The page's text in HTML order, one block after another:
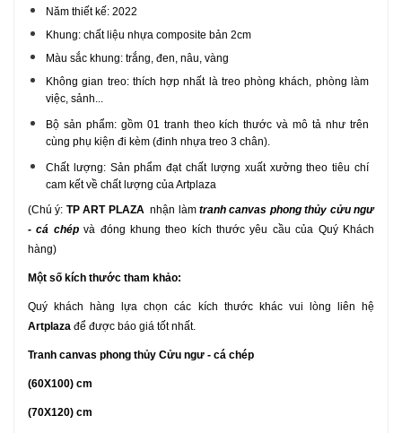
Năm thiết kế: 2022
Khung: chất liệu nhựa composite bản 2cm
Màu sắc khung: trắng, đen, nâu, vàng
Không gian treo: thích hợp nhất là treo phòng khách, phòng làm
việc, sảnh...
Bộ sản phẩm: gồm 01 tranh theo kích thước và mô tả như trên
cùng phụ kiện đi kèm (đinh nhựa treo 3 chân).
Chất lượng: Sản phẩm đạt chất lượng xuất xưởng theo tiêu chí
cam kết về chất lượng của Artplaza
(Chú ý: TP ART PLAZA nhận làmtranh canvas phong thủy cửu ngư
- cá chépvà đóng khung theo kích thước yêu cầu của Quý Khách
hàng)
Một số kích thước tham khảo:
Quý khách hàng lựa chọn các kích thước khác vui lòng liên hệ
Artplaza để được báo giá tốt nhất.
Tranh canvas phong thủy Cửu ngư - cá chép
(60X100) cm
(70X120) cm